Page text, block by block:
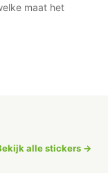
maat het
alle stickers →